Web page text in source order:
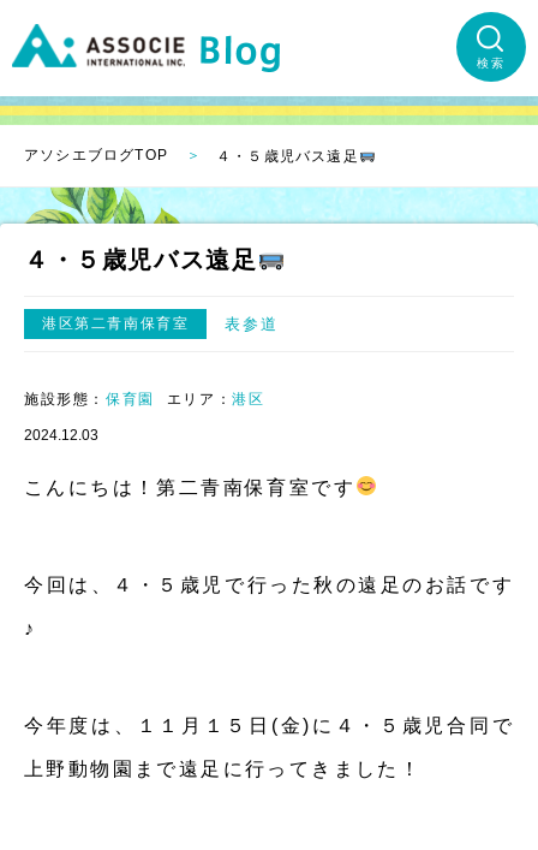
検索
アソシエブログTOP ４・５歳児バス遠足
４・５歳児バス遠足
港区第二青南保育室 表参道
施設形態： 保育園 エリア：港区
2024.12.03
こんにちは！第二青南保育室です
今回は、４・５歳児で行った秋の遠足のお話です
♪
今年度は、１１月１５日(金)に４・５歳児合同で
上野動物園まで遠足に行ってきました！